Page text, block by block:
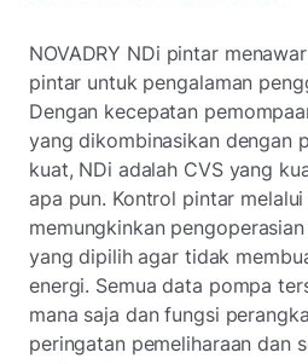
NOVADRY NDi pintar
pintar untuk pengalaman
Dengan kecepatan
yang dikombinasikan dengan
kuat, NDi adalah CVS yang
apa pun. Kontrol pintar
memungkinkan
yang dipilih agar tidak
energi. Semua data pompa
mana saja dan fungsi
peringatan pemeliharaan dan